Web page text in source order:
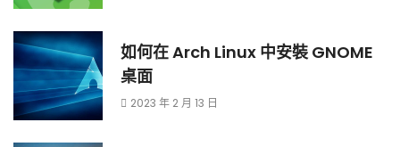
如何在 Arch Linux 中安裝 GNOME
桌面
2023 年 2 月 13 日